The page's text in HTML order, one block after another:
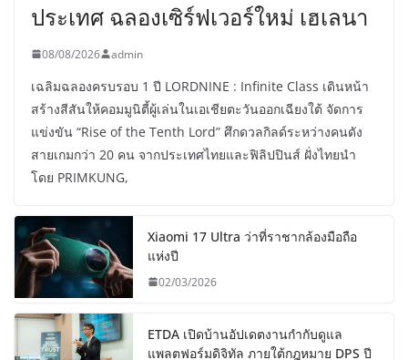
ประเทศ ฉลองเซิร์ฟเวอร์ใหม่ เฮเลนา
08/08/2026 admin
เฉลิมฉลองครบรอบ 1 ปี LORDNINE : Infinite Class เดินหน้า
สร้างสีสันให้คอมมูนิตี้ผู้เล่นในเอเชียตะวันออกเฉียงใต้ จัดการ
แข่งขัน “Rise of the Tenth Lord” ศึกดวลกิลด์ระหว่างคนดัง
สายเกมกว่า 20 คน จากประเทศไทยและฟิลิปปินส์ ฝั่งไทยนำ
โดย PRIMKUNG,
Xiaomi 17 Ultra ว่าที่ราชากล้องมือถือ
แห่งปี
02/03/2026
ETDA เปิดบ้านอัปเดตงานกำกับดูแล
แพลตฟอร์มดิจิทัล ภายใต้กฎหมาย DPS ปี